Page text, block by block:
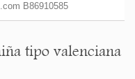
B86910585
tipo valenciana